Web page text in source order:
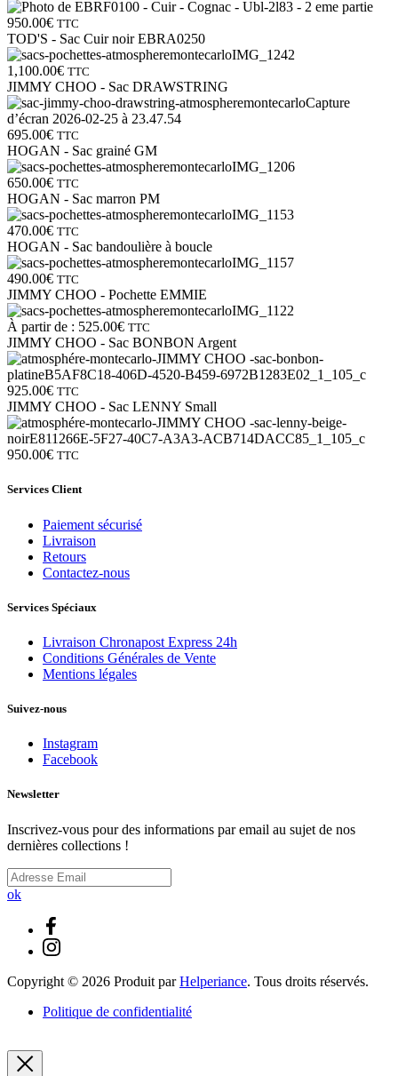
950.00€ TTC
TOD'S - Sac Cuir noir EBRA0250
1,100.00€ TTC
JIMMY CHOO - Sac DRAWSTRING
695.00€ TTC
HOGAN - Sac grainé GM
650.00€ TTC
HOGAN - Sac marron PM
470.00€ TTC
HOGAN - Sac bandoulière à boucle
490.00€ TTC
JIMMY CHOO - Pochette EMMIE
À partir de : 525.00€ TTC
JIMMY CHOO - Sac BONBON Argent
925.00€ TTC
JIMMY CHOO - Sac LENNY Small
950.00€ TTC
Services Client
Paiement sécurisé
Livraison
Retours
Contactez-nous
Services Spéciaux
Livraison Chronapost Express 24h
Conditions Générales de Vente
Mentions légales
Suivez-nous
Instagram
Facebook
Newsletter
Inscrivez-vous pour des informations par email au sujet de nos
dernières collections !
ok
Copyright © 2026 Produit parHelperiance. Tous droits réservés.
Politique de confidentialité